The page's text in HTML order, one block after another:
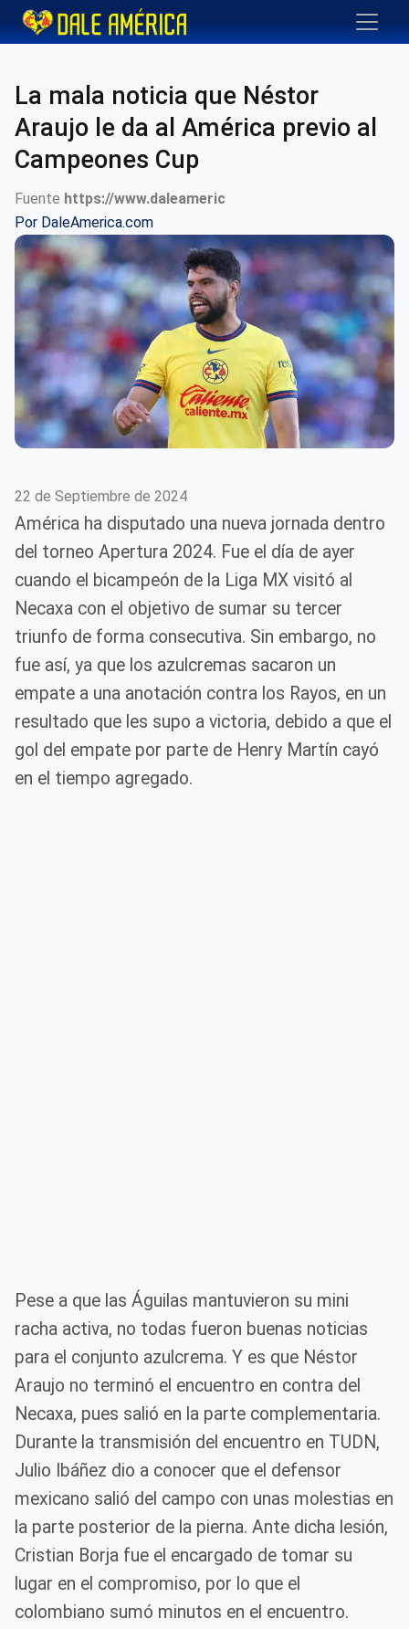
La mala noticia que Néstor
Araujo le da al América previo al
Campeones Cup
Fuente https://www.daleameric
Por DaleAmerica.com
22 de Septiembre de 2024
América ha disputado una nueva jornada dentro
del torneo Apertura 2024. Fue el día de ayer
cuando el bicampeón de la Liga MX visitó al
Necaxa con el objetivo de sumar su tercer
triunfo de forma consecutiva. Sin embargo, no
fue así, ya que los azulcremas sacaron un
empate a una anotación contra los Rayos, en un
resultado que les supo a victoria, debido a que el
gol del empate por parte de Henry Martín cayó
en el tiempo agregado.
Pese a que las Águilas mantuvieron su mini
racha activa, no todas fueron buenas noticias
para el conjunto azulcrema. Y es que Néstor
Araujo no terminó el encuentro en contra del
Necaxa, pues salió en la parte complementaria.
Durante la transmisión del encuentro en TUDN,
Julio Ibáñez dio a conocer que el defensor
mexicano salió del campo con unas molestias en
la parte posterior de la pierna. Ante dicha lesión,
Cristian Borja fue el encargado de tomar su
lugar en el compromiso, por lo que el
colombiano sumó minutos en el encuentro.